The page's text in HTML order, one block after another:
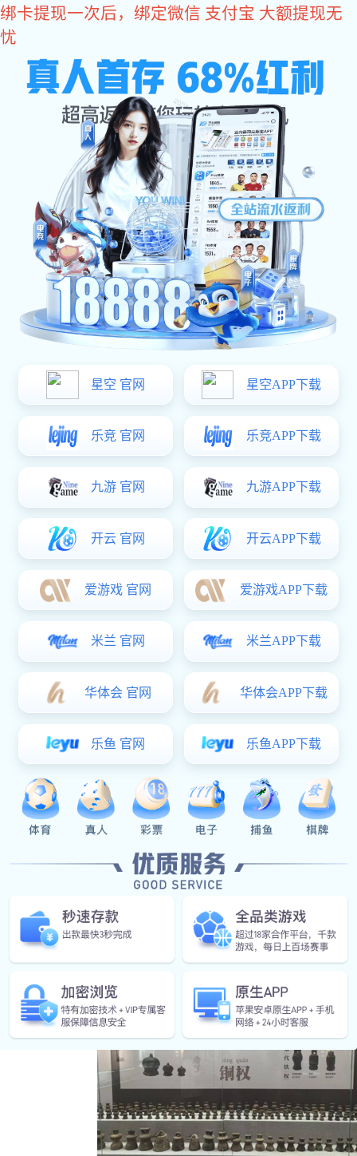
im电竞
关于im电竞 im电竞 动态 会员单位
省五金研究所、省五金与衡器行业协会携手省轻工
为增进党员干部对衡器历史文化的了解，加强党
所、省五金与衡器行业协会联合党支部与省轻工联
韵，铭初心使命”主题党日活动。
山东省权衡天下博物馆于2016年6月正式成立。
目前共收集从秦汉至现代、跨越两千年时空的各式
文明与时代精神一脉相通。